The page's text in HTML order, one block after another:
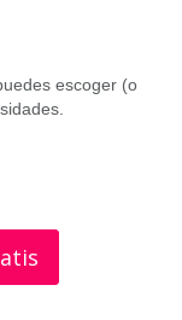
escoger (o